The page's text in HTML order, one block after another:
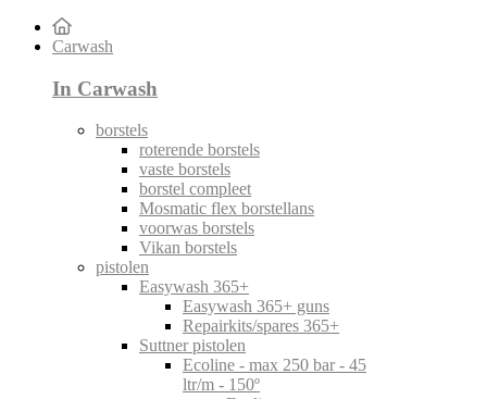
Carwash
In Carwash
borstels
roterende borstels
vaste borstels
borstel compleet
Mosmatic flex borstellans
voorwas borstels
Vikan borstels
pistolen
Easywash 365+
Easywash 365+ guns
Repairkits/spares 365+
Suttner pistolen
Ecoline - max 250 bar - 45
ltr/m - 150º